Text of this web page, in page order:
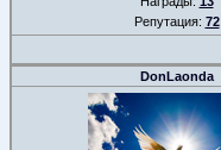
Репутация: 72
DonLaonda